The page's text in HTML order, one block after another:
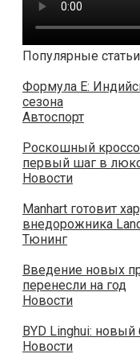
Популярные статьи
Формула E:
сезона
Автоспорт
Роскошный
первый шаг в
Новости
Manhart готовит
внедорожника
Тюнинг
Введение новых
перенесли на год
Новости
BYD Linghui:
Новости